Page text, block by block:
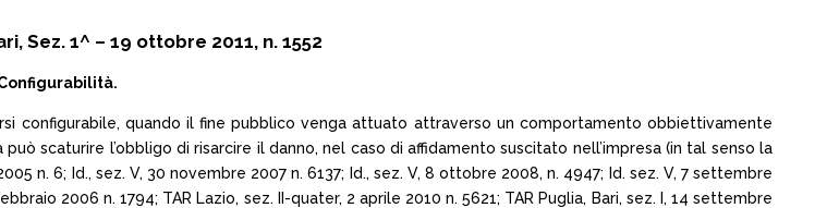
Sez. 1^ – 19 ottobre 2011, n. 1552
configurabile, quando il fine pubblico venga attuato attraverso un comportamento obbiettivamente
scaturire l’obbligo di risarcire il danno, nel caso di affidamento suscitato nell’impresa (in tal senso la
n. 6; Id., sez. V, 30 novembre 2007 n. 6137; Id., sez. V, 8 ottobre 2008, n. 4947; Id. sez. V, 7 settembre
2006 n. 1794; TAR Lazio, sez. II-quater, 2 aprile 2010 n. 5621; TAR Puglia, Bari, sez. I, 14 settembre